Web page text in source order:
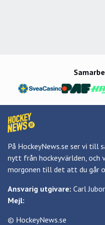
På HockeyNews.se ser vi till
nytt från hockeyvärlden, och
morgonen till det att du går
Ansvarig utgivare: Carl
Mejl:
© HockeyNews.se